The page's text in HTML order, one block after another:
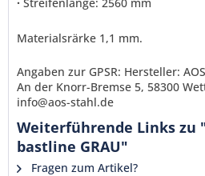
verstanden und stimme zu. *
Mit * gekennzeichnete Felder
Materialsrärke 1,1 mm.
Angaben zur GPSR: Hersteller:
An der Knorr-Bremse 5, 58300
info@aos-stahl.de
Weiterführende Links zu
bastline GRAU"
Fragen zum Artikel?